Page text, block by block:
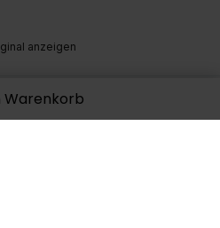
Warenkorb
anzeigen